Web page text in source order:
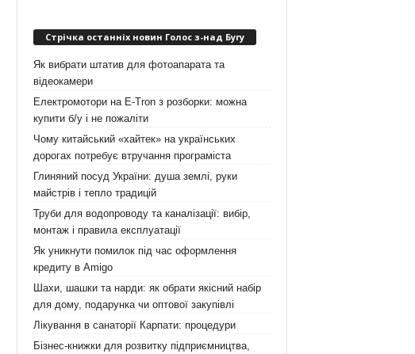
Стрічка останніх новин Голос з-над Бугу
Як вибрати штатив для фотоапарата та
відеокамери
Електромотори на E-Tron з розборки: можна
купити б/у і не пожаліти
Чому китайський «хайтек» на українських
дорогах потребує втручання програміста
Глиняний посуд України: душа землі, руки
майстрів і тепло традицій
Труби для водопроводу та каналізації: вибір,
монтаж і правила експлуатації
Як уникнути помилок під час оформлення
кредиту в Amigo
Шахи, шашки та нарди: як обрати якісний набір
для дому, подарунка чи оптової закупівлі
Лікування в санаторії Карпати: процедури
Бізнес-книжки для розвитку підприємництва,